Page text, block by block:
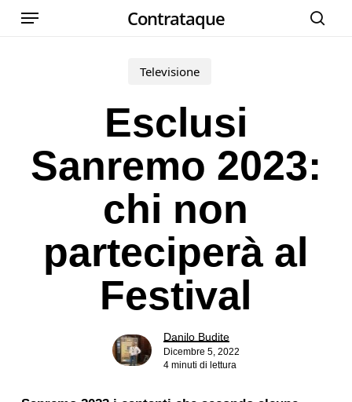
Skip
Contrataque
Menu
Televisione
Esclusi
Sanremo 2023:
chi non
parteciperà al
Festival
Danilo Budite
Dicembre 5, 2022
4 minuti di lettura